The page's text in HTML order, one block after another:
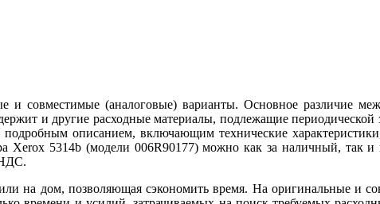
и совместимые (аналоговые) варианты. Основное различие
и другие расходные материалы, подлежащие
описанием, включающим технические
Xerox 5314b (модели 006R90177) можно как за наличный, так и
на дом, позволяющая сэкономить время. На оригинальные и